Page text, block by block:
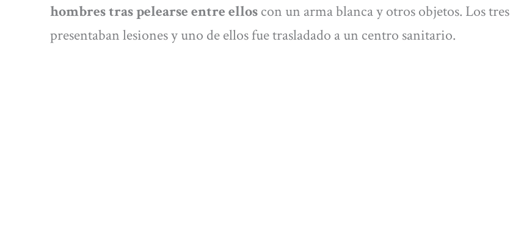
hombres tras pelearse entre elloscon un arma blanca y otros objetos. Los tres
presentaban lesiones y uno de ellos fue trasladado a un centro sanitario.